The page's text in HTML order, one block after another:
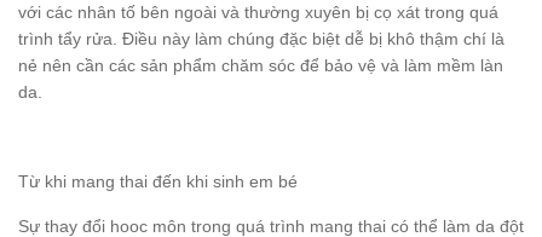
với các nhân tố bên ngoài và thường xuyên bị cọ xát trong quá
trình tẩy rửa. Điều này làm chúng đặc biệt dễ bị khô thậm chí là
nẻ nên cần các sản phẩm chăm sóc để bảo vệ và làm mềm làn
da.
Từ khi mang thai đến khi sinh em bé
Sự thay đổi hooc môn trong quá trình mang thai có thể làm da đột